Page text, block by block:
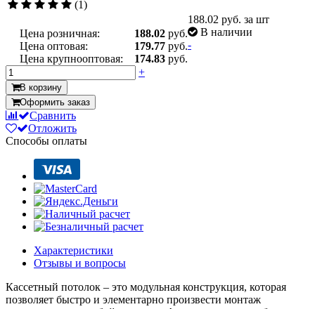
(1)
Цена розничная: 188.02 руб.
Цена оптовая:
179.77 руб.
Цена крупнооптовая:
174.83 руб.
188.02 руб. за шт
В наличии
-
+
В корзину
Оформить заказ
Сравнить
Отложить
Способы оплаты
Характеристики
Отзывы и вопросы
Кассетный потолок – это модульная конструкция, которая
позволяет быстро и элементарно произвести монтаж